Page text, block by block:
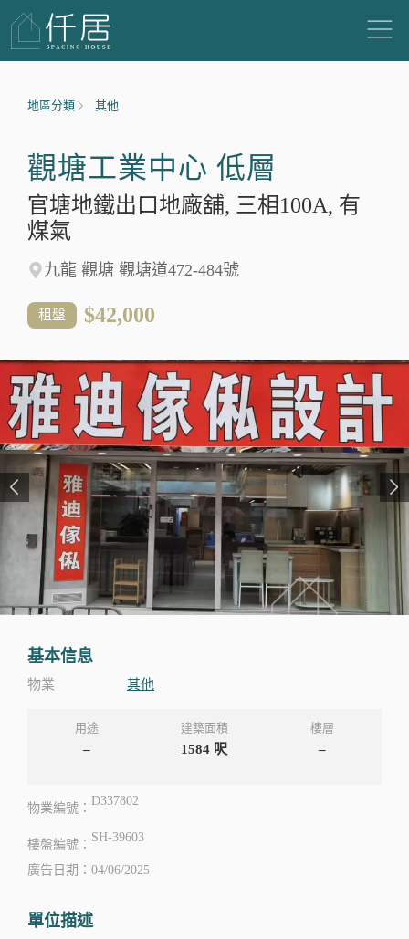
地區分類 其他
觀塘工業中心 低層
官塘地鐵出口地廠舖, 三相100A, 有
煤氣
九龍 觀塘 觀塘道472-484號
租盤 $42,000
基本信息
物業 其他
用途
–
建築面積
1584 呎
樓層
–
物業編號：
D337802
樓盤編號：
SH-39603
廣告日期：04/06/2025
單位描述